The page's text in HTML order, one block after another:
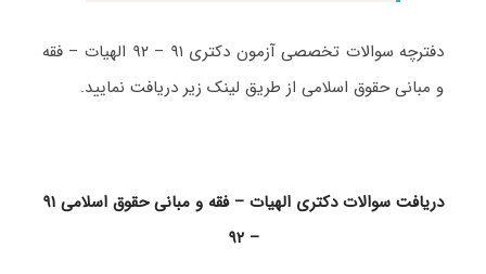
دفترچه سوالات تخصصی آزمون دکتری ۹۱ – ۹۲ الهیات – فقه
و مبانی حقوق اسلامی از طریق لینک زیر دریافت نمایید.
دریافت سوالات دکتری الهیات – فقه و مبانی حقوق اسلامی ۹۱
– ۹۲